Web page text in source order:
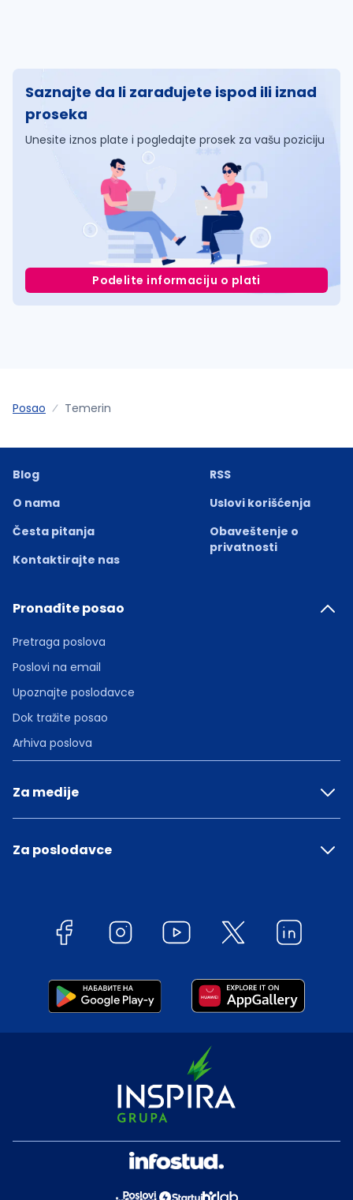
Saznajte da li zarađujete ispod ili iznad
proseka
Unesite iznos plate i pogledajte prosek za vašu poziciju
Podelite informaciju o plati
Posao Temerin
Blog
O nama
Česta pitanja
Kontaktirajte nas
RSS
Uslovi korišćenja
Obaveštenje o
privatnosti
Pronađite posao
Pretraga poslova
Poslovi na email
Upoznajte poslodavce
Dok tražite posao
Arhiva poslova
Za medije
Za poslodavce